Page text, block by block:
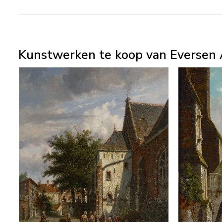
Kunstwerken te koop van Eversen